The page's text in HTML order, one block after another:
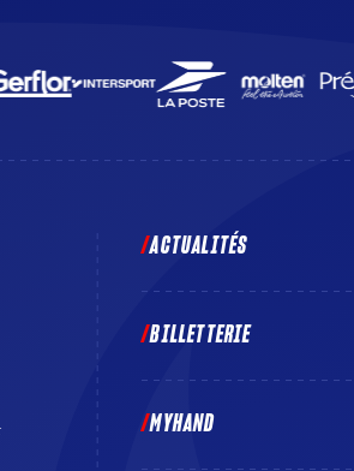
ACTUALITÉS
BILLETTERIE
MYHAND